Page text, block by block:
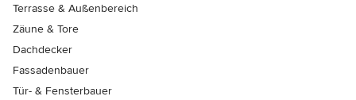
Terrasse & Außenbereich
Zäune & Tore
Dachdecker
Fassadenbauer
Tür- & Fensterbauer